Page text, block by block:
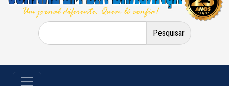
Pesquisar
por: